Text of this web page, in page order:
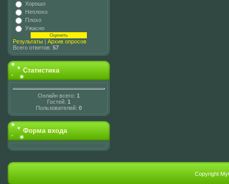
Хорошо
Неплохо
Плохо
Ужасно
Результаты | Архив опросов
Всего ответов: 57
Статистика
Онлайн всего: 1
Гостей: 1
Пользователей: 0
Форма входа
Copyright